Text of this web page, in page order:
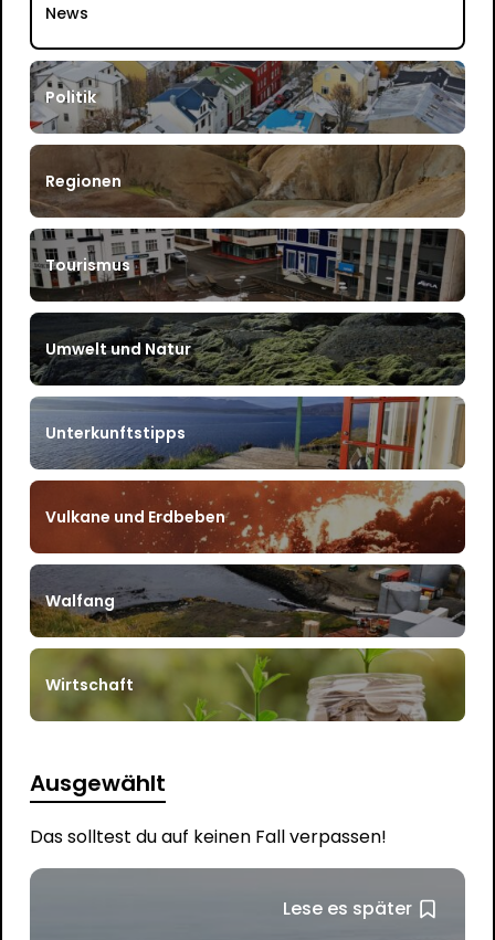
News
Politik
Regionen
Tourismus
Umwelt und Natur
Unterkunftstipps
Vulkane und Erdbeben
Walfang
Wirtschaft
Ausgewählt
Das solltest du auf keinen Fall verpassen!
Lese es später